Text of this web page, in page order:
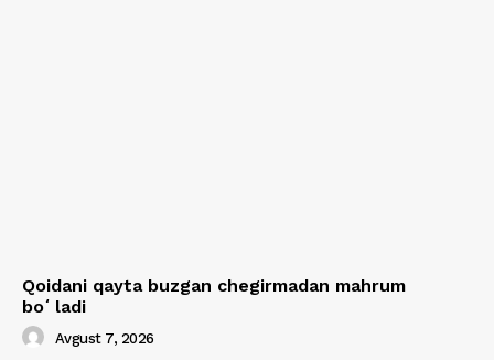
Qoidani qayta buzgan chegirmadan mahrum
boʻladi
Avgust 7, 2026